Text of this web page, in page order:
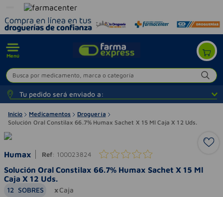
Menú
Busca por medicamento, marca o categoría
Tu pedido será enviado a:
Inicio Medicamentos
Droguería
Solución Oral Constilax 66.7% Humax Sachet X 15 Ml Caja X 12 Uds.
Humax Ref: 100023824
Solución Oral Constilax 66.7% Humax Sachet X 15 Ml
Caja X 12 Uds.
12 SOBRES Caja